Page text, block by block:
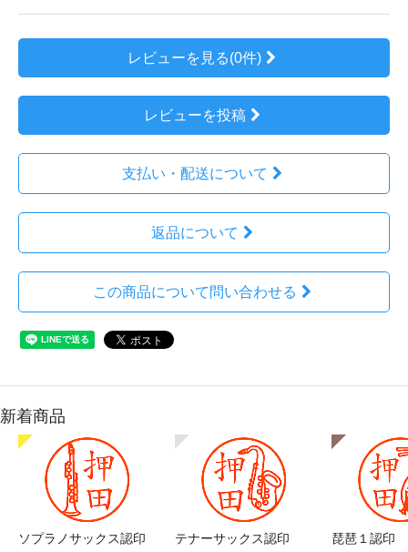
レビューを見る(0件)
レビューを投稿
支払い・配送について
返品について
この商品について問い合わせる
新着商品
ソプラノサックス認印
テナーサックス認印
琵琶１認印